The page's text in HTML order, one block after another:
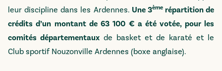
leur discipline dans les Ardennes. Une 3èmerépartition de
crédits d’un montant de 63 100 € a été votée, pour les
comités départementaux de basket et de karaté et le
Club sportif Nouzonville Ardennes (boxe anglaise).